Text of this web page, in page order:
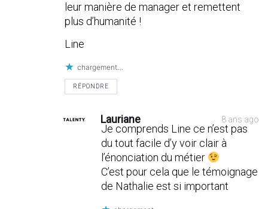
leur manière de manager et remettent
plus d’humanité !
Line
chargement…
RÉPONDRE
Lauriane 8 ans ago
Je comprends Line ce n’est pas
du tout facile d’y voir clair à
l’énonciation du métier
C’est pour cela que le témoignage
de Nathalie est si important